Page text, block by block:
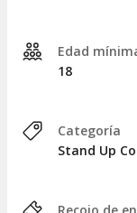
Edad
18
Categoría
Stand Up